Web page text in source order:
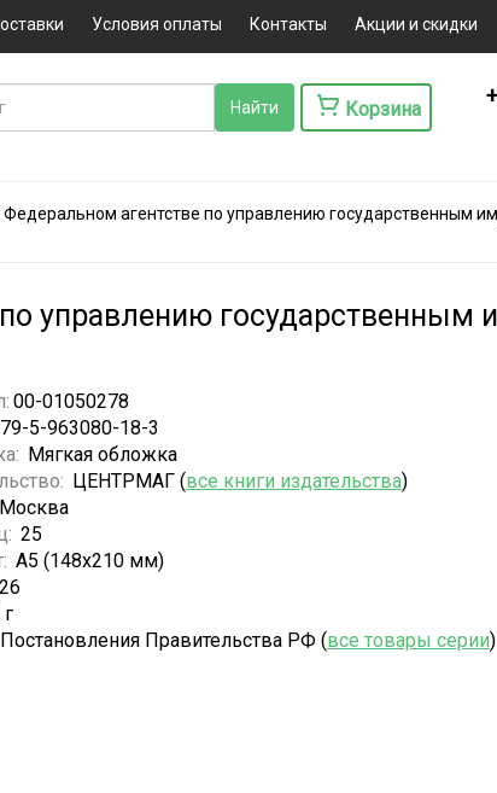
Условия оплаты Контакты Акции и скидки
Корзина
агентстве по управлению государственным
управлению государственным
00-01050278
5-963080-18-3
Мягкая обложка
ЦЕНТРМАГ (все книги издательства)
Москва
25
А5 (148x210 мм)
Постановления Правительства РФ (все товары серии)